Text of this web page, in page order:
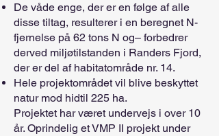
De våde enge, der er en følge af alle
disse tiltag, resulterer i en beregnet N-
fjernelse på 62 tons N og– forbedrer
derved miljøtilstanden i Randers Fjord,
der er del af habitatområde nr. 14.
Hele projektområdet vil blive beskyttet
natur mod hidtil 225 ha.
Projektet har været undervejs i over 10
år. Oprindelig et VMP II projekt under